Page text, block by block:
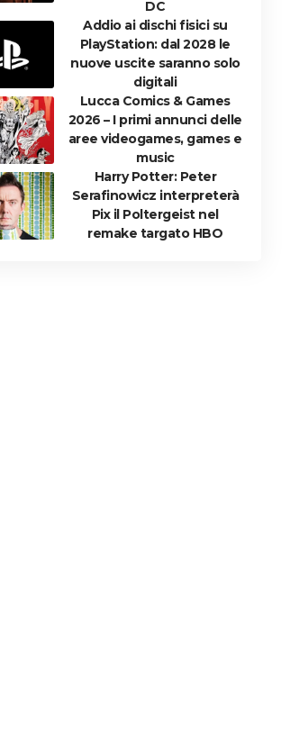
DC
Addio ai dischi fisici su
PlayStation: dal 2028 le
nuove uscite saranno solo
digitali
Lucca Comics & Games
2026 – I primi annunci delle
aree videogames, games e
music
Harry Potter: Peter
Serafinowicz interpreterà
Pix il Poltergeist nel
remake targato HBO